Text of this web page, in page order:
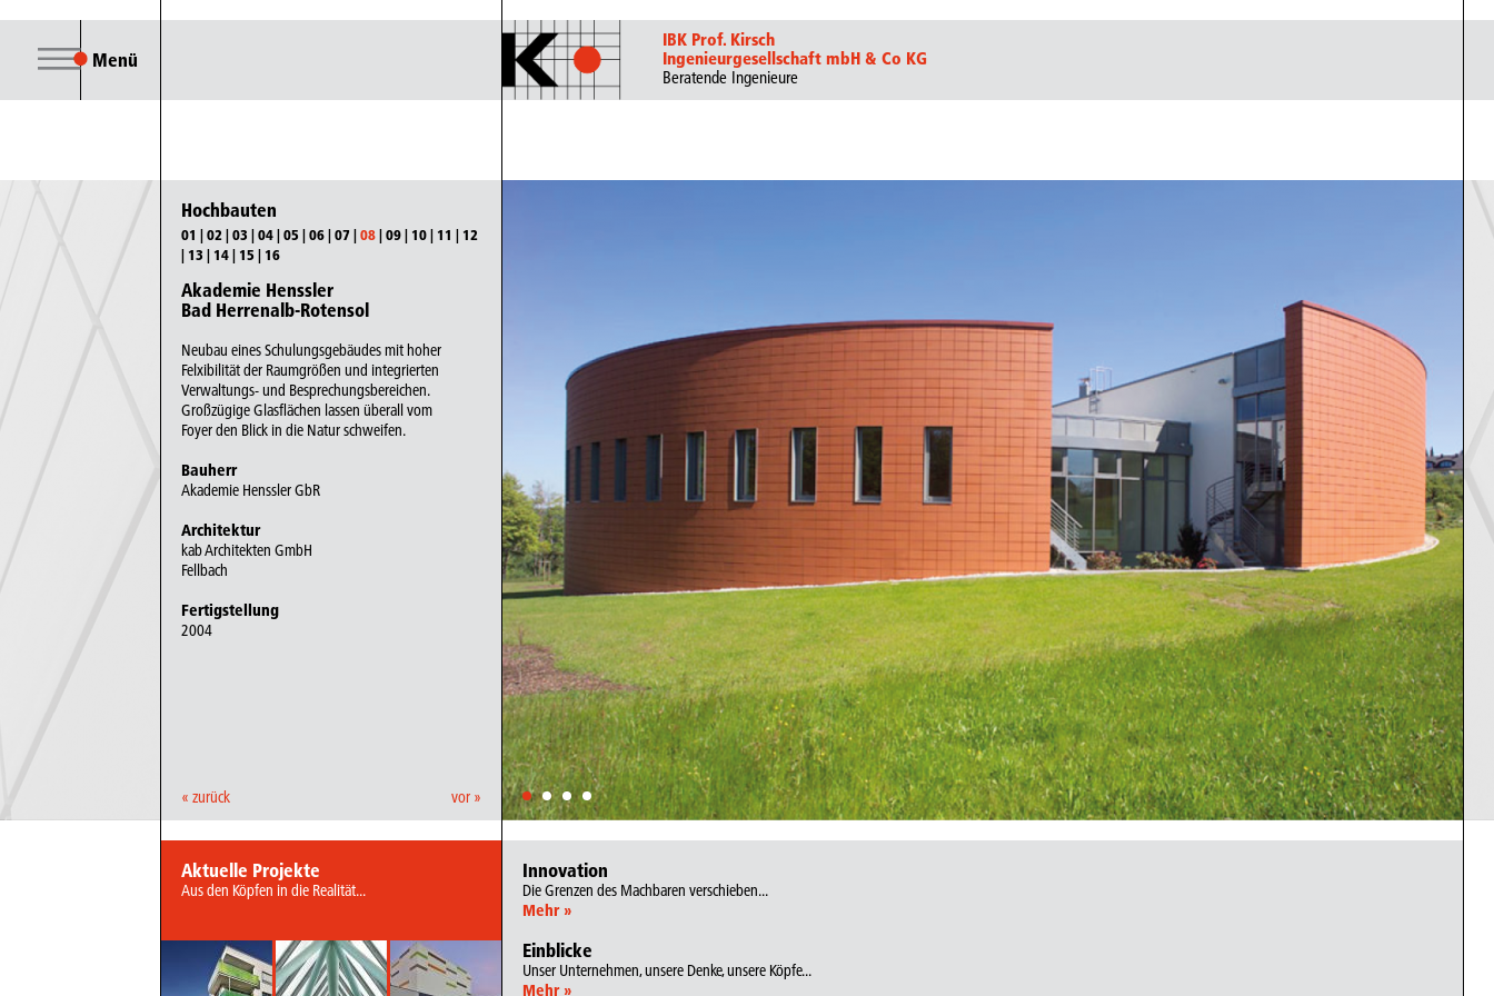
Menü
Hochbauten
01 |02 |03 |04|05 |06|07|08|09|10|11 |12
|13 |14|15 |16
Akademie Henssler
Bad Herrenalb-Rotensol
Neubau eines Schulungsgebäudes mit hoher
Felxibilität der Raumgrößen und integrierten
Verwaltungs- und Besprechungsbereichen.
Großzügige Glasflächen lassen überall vom
Foyer den Blick in die Natur schweifen.
Bauherr
Akademie Henssler GbR
Architektur
kab Architekten GmbH
Fellbach
Fertigstellung
2004
« zurück vor »
Aktuelle Projekte
Aus den Köpfen in die Realität...
IBK Prof. Kirsch
Ingenieurgesellschaft mbH & Co KG
Beratende Ingenieure
Innovation
Die Grenzen des Machbaren verschieben...
Mehr »
Einblicke
Unser Unternehmen, unsere Denke, unsere Köpfe...
Mehr »